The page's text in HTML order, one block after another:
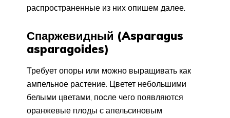
распространенные из них опишем далее.
Спаржевидный (Asparagus
asparagoides)
Требует опоры или можно выращивать как
ампельное растение. Цветет небольшими
белыми цветами, после чего появляются
оранжевые плоды с апельсиновым